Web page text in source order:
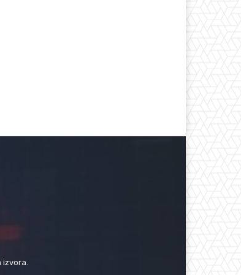
izvora.